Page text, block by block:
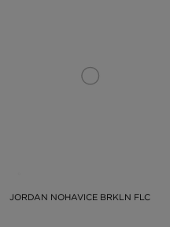
JORDAN NOHAVICE BRKLN FLC